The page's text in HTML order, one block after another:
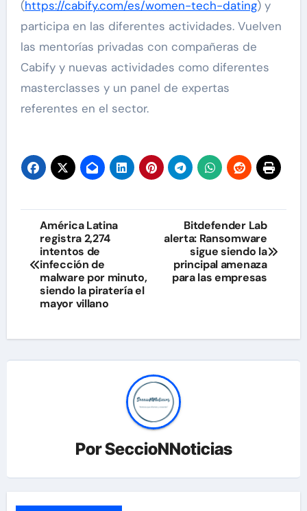
(https://cabify.com/es/women-tech-dating) y
participa en las diferentes actividades. Vuelven
las mentorías privadas con compañeras de
Cabify y nuevas actividades como diferentes
masterclasses y un panel de expertas
referentes en el sector.
Navegación
de
entradas
América Latina
registra 2,274
intentos de
infección de
malware por minuto,
siendo la piratería el
mayor villano
Bitdefender Lab
alerta: Ransomware
sigue siendo la
principal amenaza
para las empresas
PorSeccioNNoticias